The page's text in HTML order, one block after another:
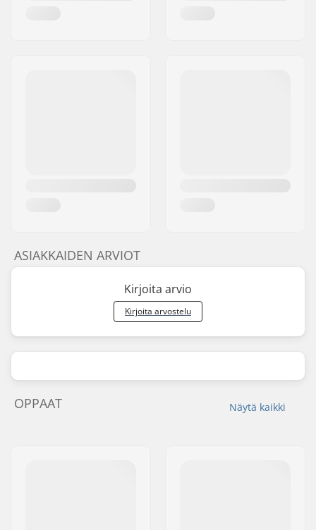
ASIAKKAIDEN ARVIOT
Kirjoita arvio
Kirjoita arvostelu
Näytä kaikki
OPPAAT